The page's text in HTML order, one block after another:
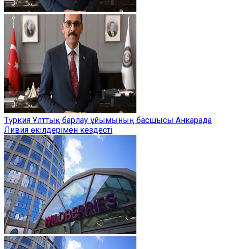
Түркия Ұлттық барлау ұйымының басшысы Анкарада
Ливия өкілдерімен кездесті